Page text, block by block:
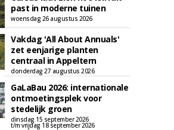
past in moderne tuinen
woensdag 26 augustus 2026
Vakdag 'All About Annuals'
zet eenjarige planten
centraal in Appeltern
donderdag 27 augustus 2026
GaLaBau 2026: internationale
ontmoetingsplek voor
stedelijk groen
dinsdag 15 september 2026
t/m vrijdag 18 september 2026